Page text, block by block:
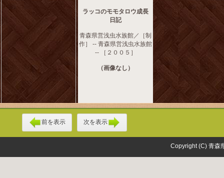
ラッコのモモタロウ成長
日記
青森県営浅虫水族館／［制
作］ -- 青森県営浅虫水族館
-- ［２００５］
（画像なし）
前を表示 次を表示
Copyright (C) 青森